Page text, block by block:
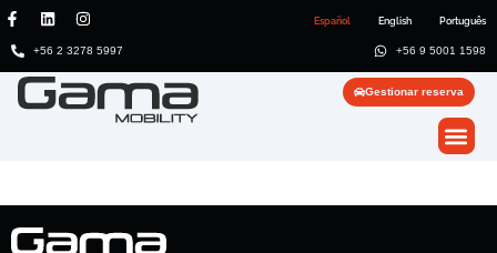
Español English Português
+56 2 3278 5997 +56 9 5001 1598
Gestionar reserva